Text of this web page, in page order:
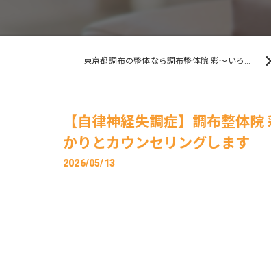
東京都調布の整体なら調布整体院 彩～いろどり～
【自律神経失調症】調布整体
かりとカウンセリングします
2026/05/13